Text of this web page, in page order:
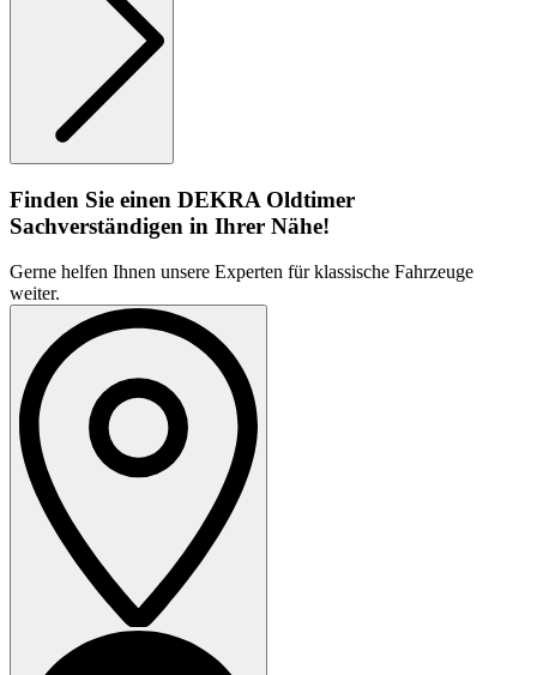
Finden Sie einen DEKRA Oldtimer
Sachverständigen in Ihrer Nähe!
Gerne helfen Ihnen unsere Experten für klassische Fahrzeuge
weiter.